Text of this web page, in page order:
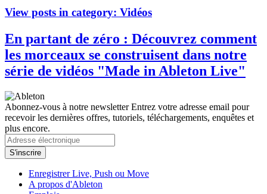
View posts in category: Vidéos
En partant de zéro : Découvrez comment
les morceaux se construisent dans notre
série de vidéos "Made in Ableton Live"
Abonnez-vous à notre newsletterEntrez votre adresse email pour
recevoir les dernières offres, tutoriels, téléchargements, enquêtes et
plus encore.
Enregistrer Live, Push ou Move
A propos d'Ableton